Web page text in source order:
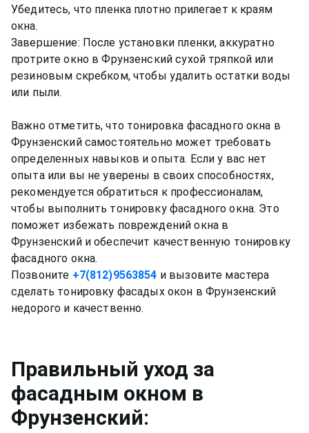
Убедитесь, что пленка плотно прилегает к краям
окна.
Завершение: После установки пленки, аккуратно
протрите окно в Фрунзенский сухой тряпкой или
резиновым скребком, чтобы удалить остатки воды
или пыли.
Важно отметить, что тонировка фасадного окна в
Фрунзенский самостоятельно может требовать
определенных навыков и опыта. Если у вас нет
опыта или вы не уверены в своих способностях,
рекомендуется обратиться к профессионалам,
чтобы выполнить тонировку фасадного окна. Это
поможет избежать повреждений окна в
Фрунзенский и обеспечит качественную тонировку
фасадного окна.
Позвоните +7(812)9563854 и вызовите мастера
сделать тонировку фасадых окон в Фрунзенский
Правильный уход за
фасадным окном в
Фрунзенский: